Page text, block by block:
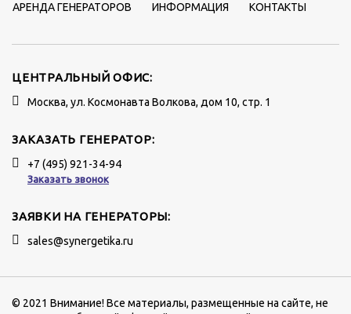
АРЕНДА ГЕНЕРАТОРОВ ИНФОРМАЦИЯ КОНТАКТЫ
ЦЕНТРАЛЬНЫЙ ОФИС:
Москва, ул. Космонавта Волкова, дом 10, стр. 1
ЗАКАЗАТЬ ГЕНЕРАТОР:
+7 (495) 921-34-94
Заказать звонок
ЗАЯВКИ НА ГЕНЕРАТОРЫ:
sales@synergetika.ru
© 2021 Внимание! Все материалы, размещенные на сайте, не